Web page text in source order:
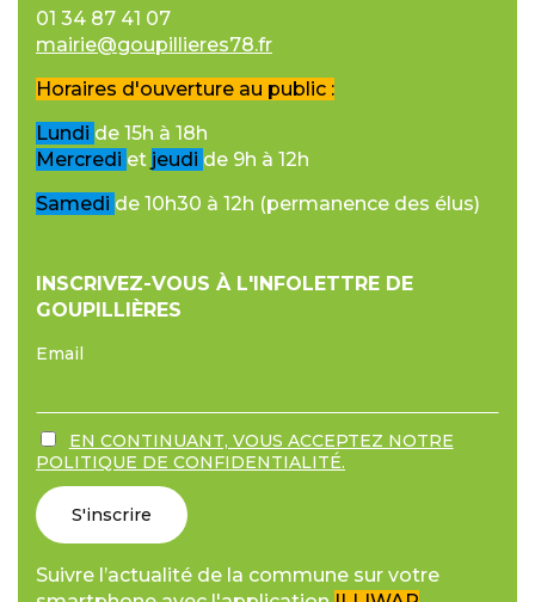
01 34 87 41 07
mairie@goupillieres78.fr
Horaires d'ouverture au public :
Lundi de 15h à 18h
Mercredi et jeudi de 9h à 12h
Samedi de 10h30 à 12h (permanence des élus)
INSCRIVEZ-VOUS À L'INFOLETTRE DE
GOUPILLIÈRES
Email
EN CONTINUANT, VOUS ACCEPTEZ NOTRE
POLITIQUE DE CONFIDENTIALITÉ.
Suivre l’actualité de la commune sur votre